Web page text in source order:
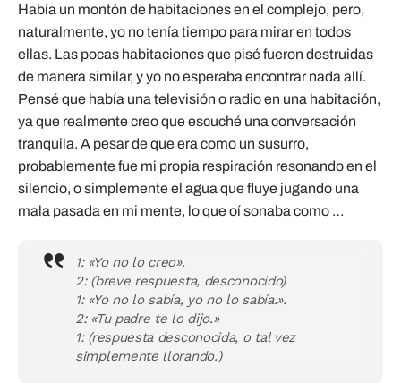
Había un montón de habitaciones en el complejo, pero,
naturalmente, yo no tenía tiempo para mirar en todos
ellas. Las pocas habitaciones que pisé fueron destruidas
de manera similar, y yo no esperaba encontrar nada allí.
Pensé que había una televisión o radio en una habitación,
ya que realmente creo que escuché una conversación
tranquila. A pesar de que era como un susurro,
probablemente fue mi propia respiración resonando en el
silencio, o simplemente el agua que fluye jugando una
mala pasada en mi mente, lo que oí sonaba como …
1: «Yo no lo creo».
2: (breve respuesta, desconocido)
1: «Yo no lo sabía, yo no lo sabía.».
2: «Tu padre te lo dijo.»
1: (respuesta desconocida, o tal vez
simplemente llorando.)